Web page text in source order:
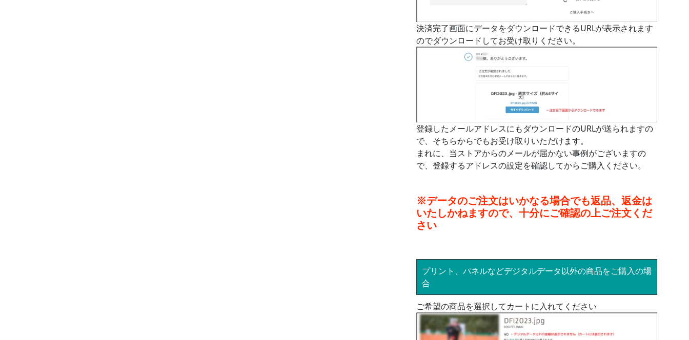
決済完了画面にデータをダウンロードできるURLが表示されます
のでダウンロードしてお受け取りください。
登録したメールアドレスにもダウンロードのURLが送られますの
で、そちらからでもお受け取りいただけます。
まれに、当ストアからのメールが届かない事例がございますの
で、登録するアドレスの設定を確認してからご購入ください。
※データのご注文はいかなる場合でも返品、返金は
いたしかねますので、十分にご確認の上ご注文くだ
さい
プリント、パネルなどデジタルデータ以外の商品をご購入の場
合
ご希望の商品を選択してカートに入れてください